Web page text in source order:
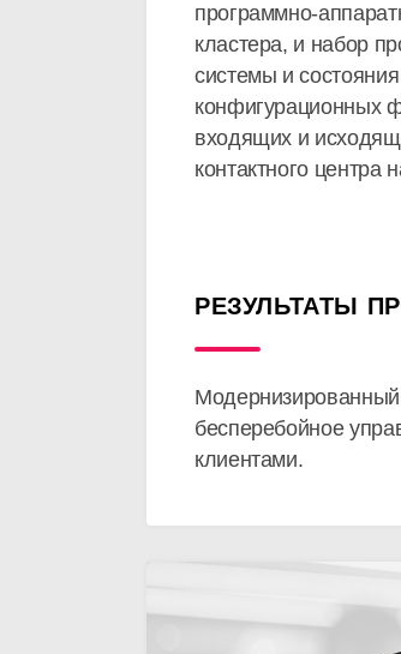
программно-
кластера, и набор
системы и
конфигурационных
входящих и
контактного центра
РЕЗУЛЬТАТЫ
Модернизированный
бесперебойное
клиентами.